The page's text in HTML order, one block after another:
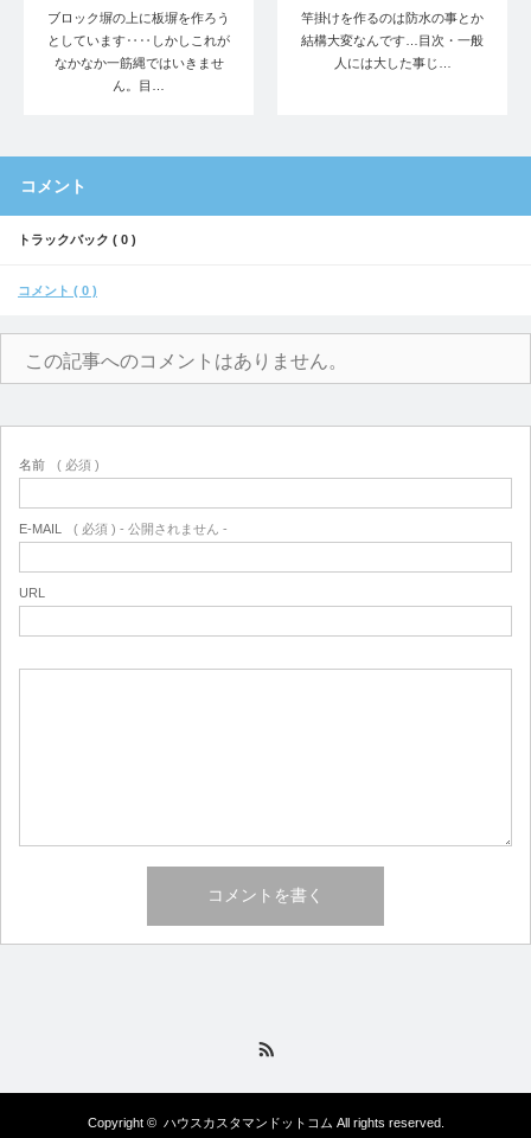
ブロック塀の上に板塀を作ろう
としています‥‥しかしこれが
なかなか一筋縄ではいきませ
ん。目…
竿掛けを作るのは防水の事とか
結構大変なんです…目次・一般
人には大した事じ…
コメント
トラックバック ( 0 )
コメント ( 0 )
この記事へのコメントはありません。
名前 ( 必須 )
E-MAIL ( 必須 ) - 公開されません -
URL
Copyright © ハウスカスタマンドットコム All rights reserved.